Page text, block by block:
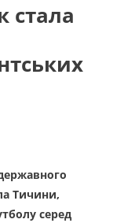
стала
Тичини,
серед